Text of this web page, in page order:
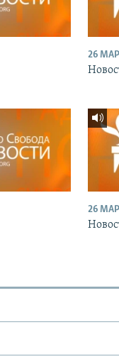
26
26